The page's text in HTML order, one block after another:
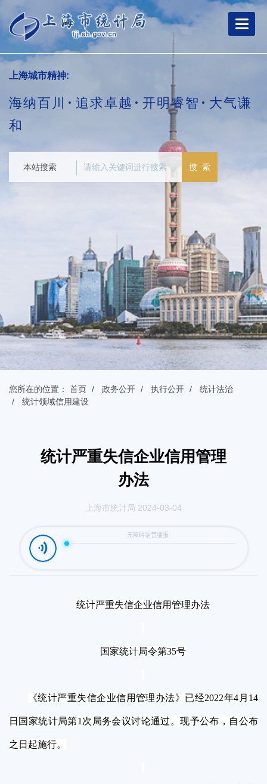
到
站
主
上海城市精神:
海纳百川 追求卓越 开明睿智
大气谦
和
本站搜索 搜 索
您所在的位置： 首页 政务公开 执行公开
统计法治
统计领域信用建设
统计严重失信企业信用管理
办法
上海市统计局 2024-03-04
统计严重失信企业信用管理办法
国家统计局令第35号
《统计严重失信企业信用管理办法》已经2022年4月14
日国家统计局第1次局务会议讨论通过。现予公布，自公布
之日起施行。